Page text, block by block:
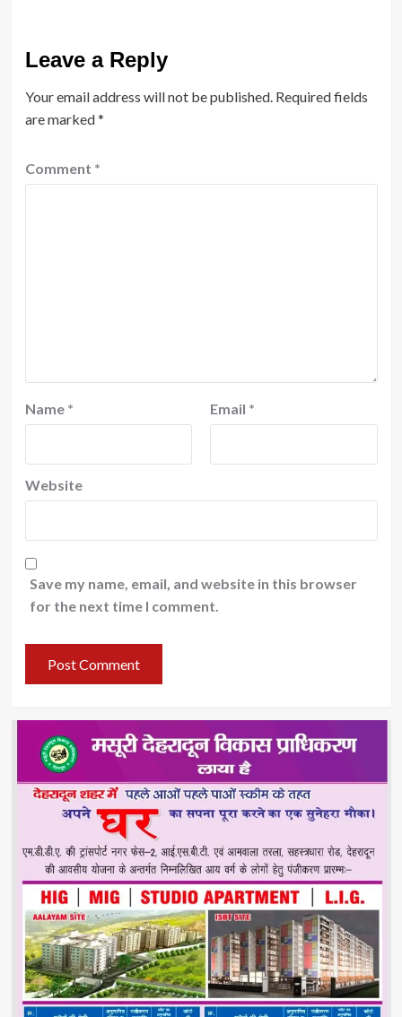
Leave a Reply
Your email address will not be published. Required fields
are marked*
Comment *
Name * Email *
Website
Save my name, email, and website in this browser
for the next time I comment.